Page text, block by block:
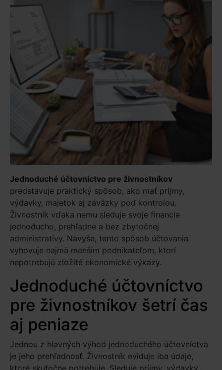
Jednoduché účtovníctvo pre živnostníkov
predstavuje praktický spôsob, ako mať príjmy,
výdavky, majetok aj záväzky pod kontrolou.
Živnostník vďaka nemu sleduje svoje financie
jednoducho, prehľadne a bez zbytočnej
administratívy. Navyše, tento spôsob účtovania
vyhovuje najmä menším podnikateľom, ktorí
nepotrebujú zložité ekonomické výkazy.
Jednoduché účtovníctvo
pre živnostníkov šetrí čas
aj peniaze
Jednou z hlavných výhod jednoduchého účtovníctva
je jeho prehľadnosť. Živnostník eviduje iba údaje,
ktoré skutočne potrebuje. Sleduje príjmy, výdavky,